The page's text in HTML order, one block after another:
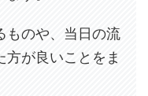
ものや、当日の流
が良いことをま